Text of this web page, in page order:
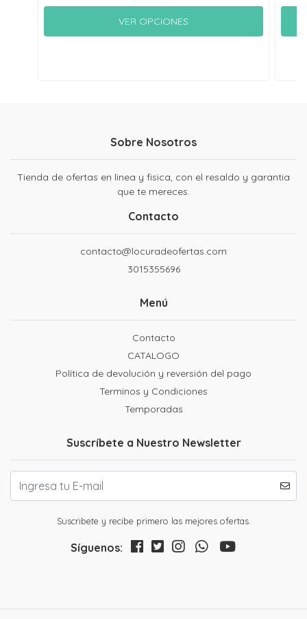
VER OPCIONES
Sobre Nosotros
Tienda de ofertas en linea y fisica, con el resaldo y garantia
que te mereces.
Contacto
contacto@locuradeofertas.com
3015355696
Menú
Contacto
CATALOGO
Política de devolución y reversión del pago
Terminos y Condiciones
Temporadas
Suscríbete a Nuestro Newsletter
Suscribete y recibe primero las mejores ofertas.
Síguenos: